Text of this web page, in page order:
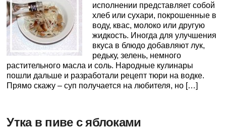
исполнении представляет собой
хлеб или сухари, покрошенные в
воду, квас, молоко или другую
жидкость. Иногда для улучшения
вкуса в блюдо добавляют лук,
редьку, зелень, немного
растительного масла и соль. Народные кулинары
пошли дальше и разработали рецепт тюри на водке.
Прямо скажу – суп получается на любителя, но […]
Утка в пиве с яблоками